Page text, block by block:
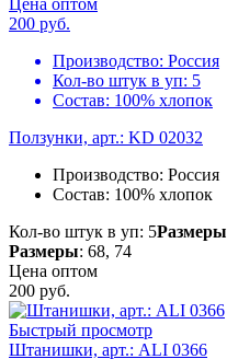
Цена оптом
200 руб.
Производство: Россия
Кол-во штук в уп: 5
Состав: 100% хлопок
Ползунки, арт.: KD 02032
Производство: Россия
Состав: 100% хлопок
Кол-во штук в уп: 5Размеры
Размеры: 68, 74
Цена оптом
200 руб.
Быстрый просмотр
Штанишки, арт.: ALI 0366